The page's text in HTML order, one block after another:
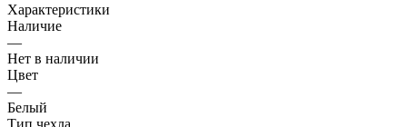
Характеристики
Наличие
—
Нет в наличии
Цвет
—
Белый
Тип чехла